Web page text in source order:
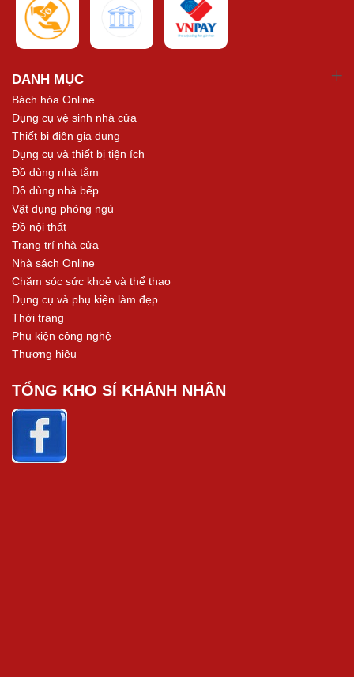
DANH MỤC
Bách hóa Online
Dụng cụ vệ sinh nhà cửa
Thiết bị điện gia dụng
Dụng cụ và thiết bị tiện ích
Đồ dùng nhà tắm
Đồ dùng nhà bếp
Vật dụng phòng ngủ
Đồ nội thất
Trang trí nhà cửa
Nhà sách Online
Chăm sóc sức khoẻ và thể thao
Dụng cụ và phụ kiện làm đẹp
Thời trang
Phụ kiện công nghệ
Thương hiệu
TỔNG KHO SỈ KHÁNH NHÂN